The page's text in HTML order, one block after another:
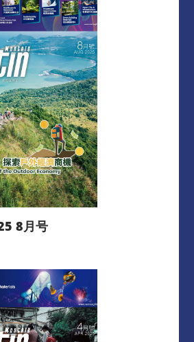
阅读更多
下载
8月号